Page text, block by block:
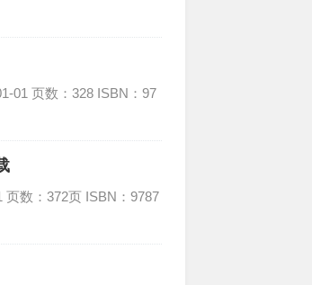
01 页数：328 ISBN：97
数：372页 ISBN：9787